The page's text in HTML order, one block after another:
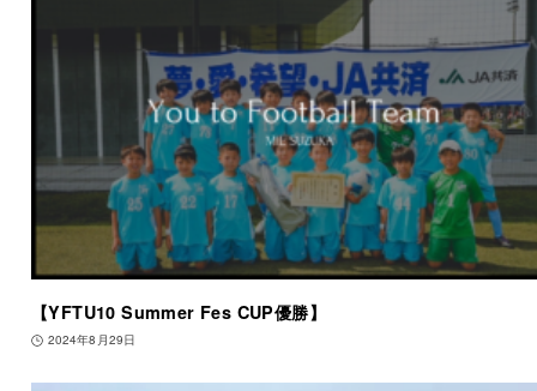
【YFTU10 Summer Fes CUP優勝】
2024年8月29日